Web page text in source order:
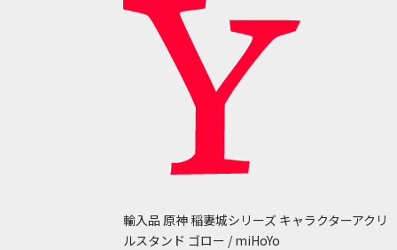
輸入品 原神 稲妻城シリーズ キャラクターアクリ
ルスタンド ゴロー / miHoYo